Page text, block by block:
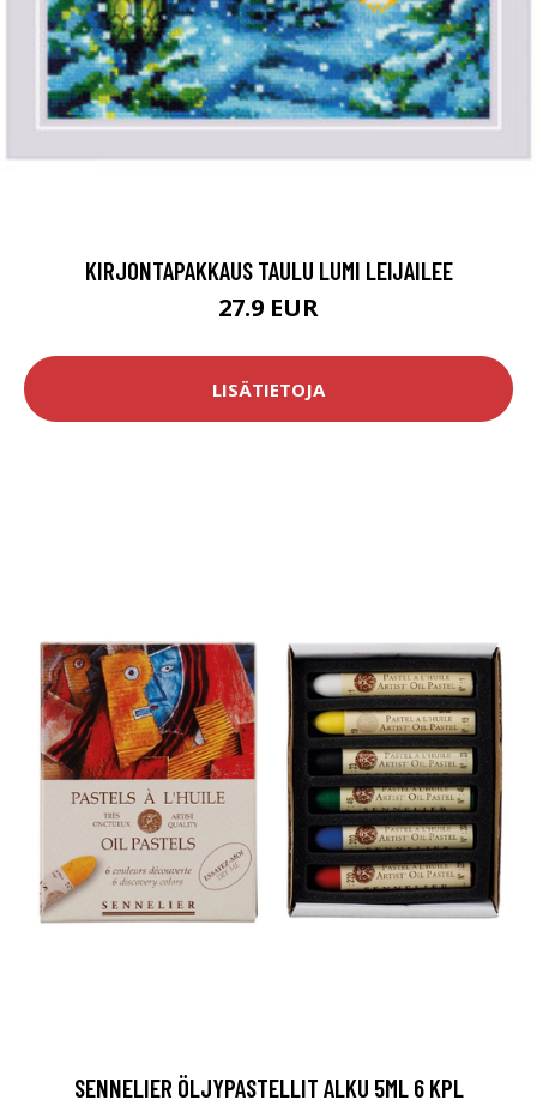
KIRJONTAPAKKAUS TAULU LUMI LEIJAILEE
27.9 EUR
LISÄTIETOJA
SENNELIER ÖLJYPASTELLIT ALKU 5ML 6 KPL